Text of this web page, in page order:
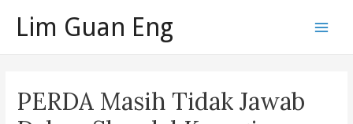
Lim Guan Eng
PERDA Masih Tidak Jawab